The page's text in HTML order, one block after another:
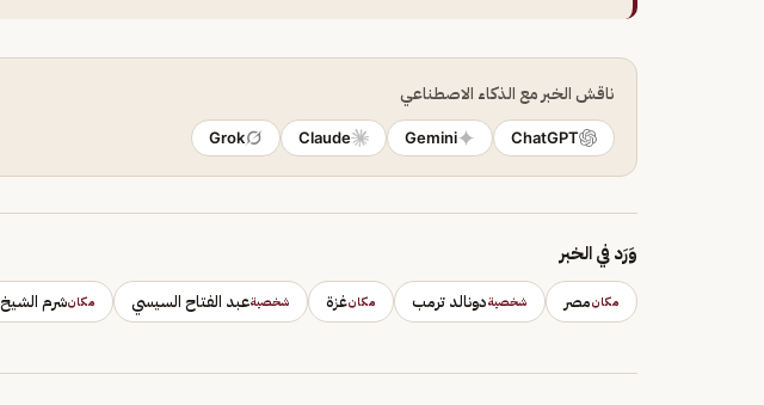
ناقش الخبر مع الذكاء الاصطناعي
ChatGPT
Gemini
Claude
Grok
وَرَد في الخبر
مكانمصر شخصيةدونالد ترمب مكانغزة شخصيةعبد الفتاح السيسي مكانشرم الشيخ